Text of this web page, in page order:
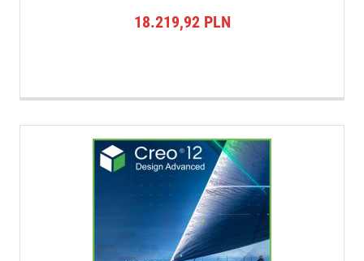
18.219,92 PLN